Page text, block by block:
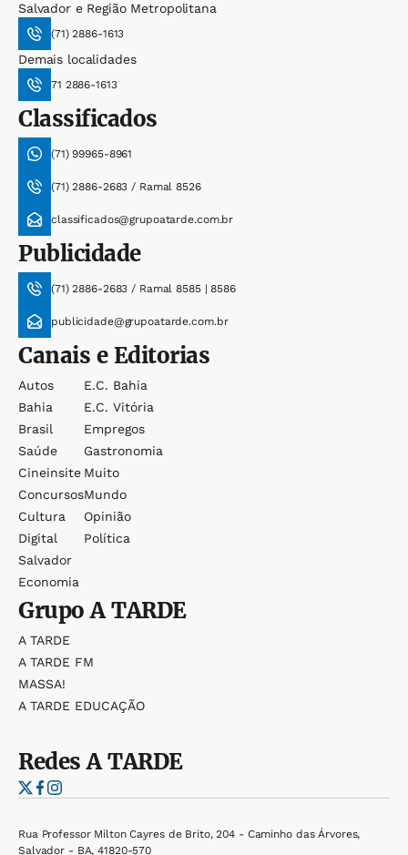
Salvador e Região Metropolitana
(71) 2886-1613
Demais localidades
71 2886-1613
Classificados
(71) 99965-8961
(71) 2886-2683 / Ramal 8526
classificados@grupoatarde.com.br
Publicidade
(71) 2886-2683 / Ramal 8585 | 8586
publicidade@grupoatarde.com.br
Canais e Editorias
Autos
Bahia
Brasil
Saúde
Cineinsite
Concursos
Cultura
Digital
Salvador
Economia
E.c. Bahia
E.c. Vitória
Empregos
Gastronomia
Muito
Mundo
Opinião
Política
GrupoA TARDE
A TARDE
A TARDE FM
MASSA!
A TARDE EDUCAÇÃO
RedesA TARDE
Rua Professor Milton Cayres de Brito, 204 - Caminho das Árvores,
Salvador - BA, 41820-570